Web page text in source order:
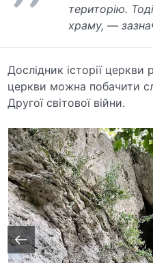
територію.
храму, —
Дослідник історії церкви
церкви можна побачити
Другої світової війни.